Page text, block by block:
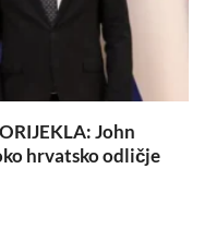
John
hrvatsko odličje